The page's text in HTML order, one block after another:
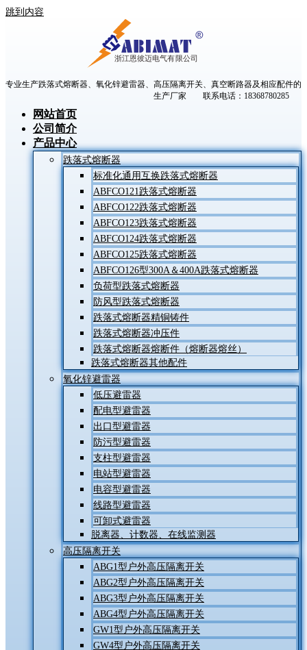
跳到内容
专业生产跌落式熔断器、氧化锌避雷器、高压隔离开关、真空断路器及相应配件的
生产厂家 联系电话：18368780285
网站首页
公司简介
产品中心
跌落式熔断器
标准化通用互换跌落式熔断器
ABFCO121跌落式熔断器
ABFCO122跌落式熔断器
ABFCO123跌落式熔断器
ABFCO124跌落式熔断器
ABFCO125跌落式熔断器
ABFCO126型300A＆400A跌落式熔断器
负荷型跌落式熔断器
防风型跌落式熔断器
跌落式熔断器精铜铸件
跌落式熔断器冲压件
跌落式熔断器熔断件（熔断器熔丝）
跌落式熔断器其他配件
氧化锌避雷器
低压避雷器
配电型避雷器
出口型避雷器
防污型避雷器
支柱型避雷器
电站型避雷器
电容型避雷器
线路型避雷器
可卸式避雷器
脱离器、计数器、在线监测器
高压隔离开关
ABG1型户外高压隔离开关
ABG2型户外高压隔离开关
ABG3型户外高压隔离开关
ABG4型户外高压隔离开关
GW1型户外高压隔离开关
GW4型户外高压隔离开关